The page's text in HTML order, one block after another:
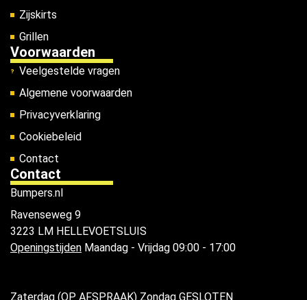
Zijskirts
Grillen
Voorwaarden
Veelgestelde vragen
Algemene voorwaarden
Privacyverklaring
Cookiebeleid
Contact
Contact
Bumpers.nl
Ravenseweg 9
3223 LM HELLEVOETSLUIS
Openingstijden Maandag - Vrijdag 09:00 - 17:00
Zaterdag (OP AFSPRAAK) Zondag GESLOTEN